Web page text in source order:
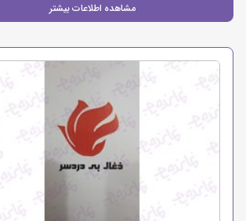
مشاهده اطلاعات بیشتر